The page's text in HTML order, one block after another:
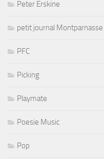
Peter Erskine
petit journal Montparnasse
PFC
Picking
Playmate
Poesie Music
Pop